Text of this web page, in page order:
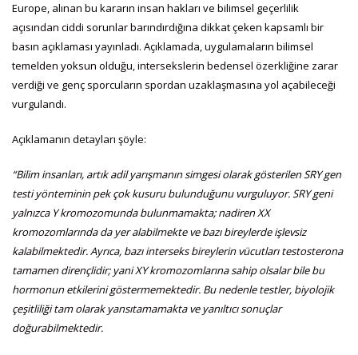
Europe, alınan bu kararın insan hakları ve bilimsel geçerlilik
açısından ciddi sorunlar barındırdığına dikkat çeken kapsamlı bir
basın açıklaması yayınladı. Açıklamada, uygulamaların bilimsel
temelden yoksun olduğu, intersekslerin bedensel özerkliğine zarar
verdiği ve genç sporcuların spordan uzaklaşmasına yol açabileceği
vurgulandı.
Açıklamanın detayları şöyle:
“Bilim insanları, artık adil yarışmanın simgesi olarak gösterilen SRY gen
testi yönteminin pek çok kusuru bulunduğunu vurguluyor. SRY geni
yalnızca Y kromozomunda bulunmamakta; nadiren XX
kromozomlarında da yer alabilmekte ve bazı bireylerde işlevsiz
kalabilmektedir. Ayrıca, bazı interseks bireylerin vücutları testosterona
tamamen dirençlidir; yani XY kromozomlarına sahip olsalar bile bu
hormonun etkilerini göstermemektedir. Bu nedenle testler, biyolojik
çeşitliliği tam olarak yansıtamamakta ve yanıltıcı sonuçlar
doğurabilmektedir.